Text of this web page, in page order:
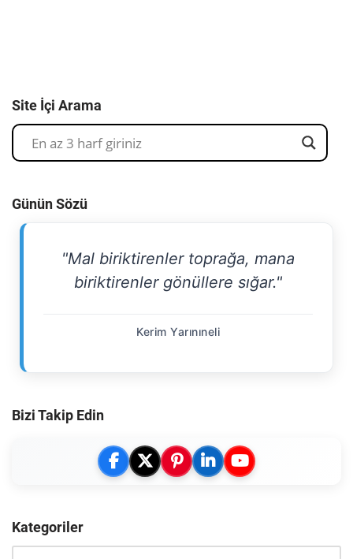
Site İçi Arama
Günün Sözü
"Mal biriktirenler toprağa, mana
biriktirenler gönüllere sığar."
Kerim Yarınıneli
Bizi Takip Edin
Kategoriler